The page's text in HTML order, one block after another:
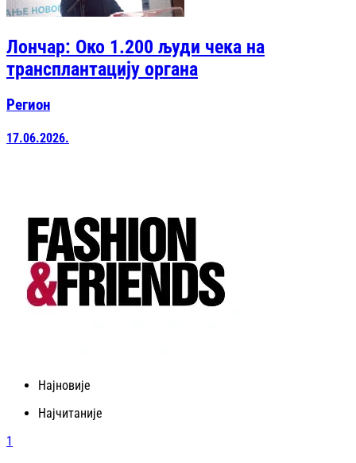
Лончар: Око 1.200 људи чека на
трансплантацију органа
Регион
17.06.2026.
Најновије
Најчитаније
1